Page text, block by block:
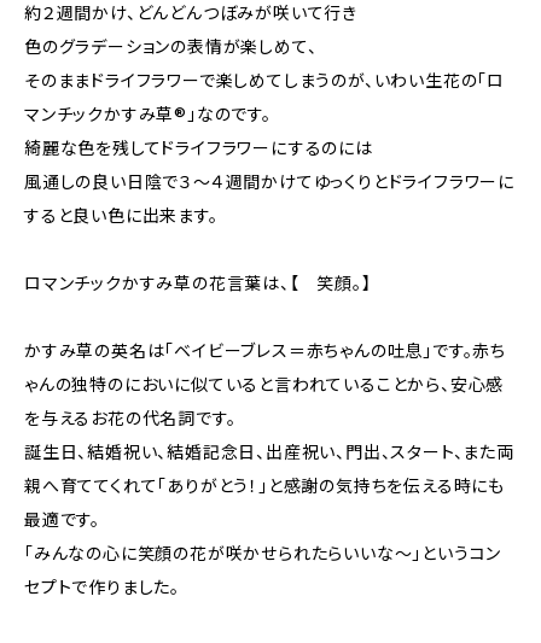
約２週間かけ、どんどんつぼみが咲いて行き
色のグラデーションの表情が楽しめて、
そのままドライフラワーで楽しめてしまうのが、いわい生花の「ロ
マンチックかすみ草®︎」なのです。
綺麗な色を残してドライフラワーにするのには
風通しの良い日陰で３〜４週間かけてゆっくりとドライフラワーに
すると良い色に出来ます。
ロマンチックかすみ草の花言葉は、【 笑顔。】
かすみ草の英名は「ベイビーブレス＝赤ちゃんの吐息」です。赤ち
ゃんの独特のにおいに似ていると言われていることから、安心感
を与えるお花の代名詞です。
誕生日、結婚祝い、結婚記念日、出産祝い、門出、スタート、また両
親へ育ててくれて「ありがとう！」と感謝の気持ちを伝える時にも
最適です。
「みんなの心に笑顔の花が咲かせられたらいいな〜」というコン
セプトで作りました。